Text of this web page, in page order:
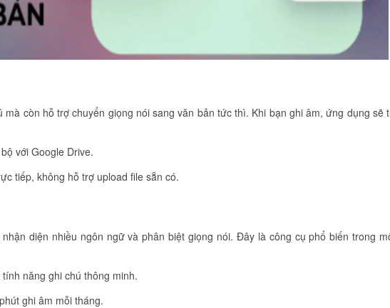
còn hỗ trợ chuyển giọng nói sang văn bản tức thì. Khi bạn ghi âm, ứng dụng sẽ
với Google Drive.
tiếp, không hỗ trợ upload file sẵn có.
diện nhiều ngôn ngữ và phân biệt giọng nói. Đây là công cụ phổ biến trong
năng ghi chú thông minh.
ghi âm mỗi tháng.